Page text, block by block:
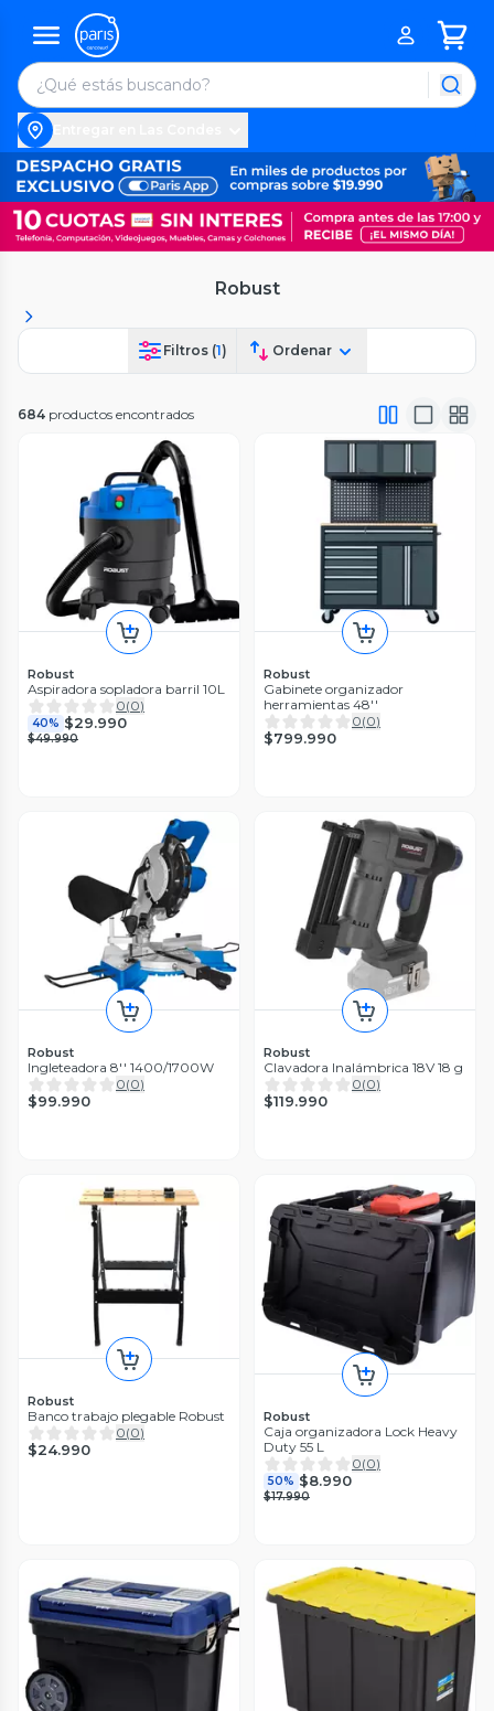
Robust
Filtros (1) Ordenar
684 productos encontrados
Robust
Aspiradora sopladora barril 10L
0(0)
40% $29.990
$49.990
Robust
Gabinete organizador
herramientas 48''
0(0)
$799.990
Robust
Ingleteadora 8'' 1400/1700W
0(0)
$99.990
Robust
Clavadora Inalámbrica 18V 18 g
0(0)
$119.990
Robust
Banco trabajo plegable Robust
0(0)
$24.990
Robust
Caja organizadora Lock Heavy
Duty 55 L
0(0)
50% $8.990
$17.990